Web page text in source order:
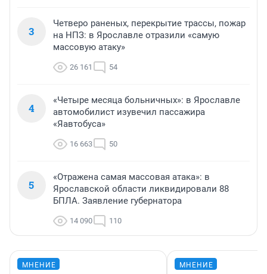
3
Четверо раненых, перекрытие трассы, пожар
на НПЗ: в Ярославле отразили «самую
массовую атаку»
26 161 54
4
«Четыре месяца больничных»: в Ярославле
автомобилист изувечил пассажира
«Яавтобуса»
16 663 50
5
«Отражена самая массовая атака»: в
Ярославской области ликвидировали 88
БПЛА. Заявление губернатора
14 090 110
МНЕНИЕ МНЕНИЕ